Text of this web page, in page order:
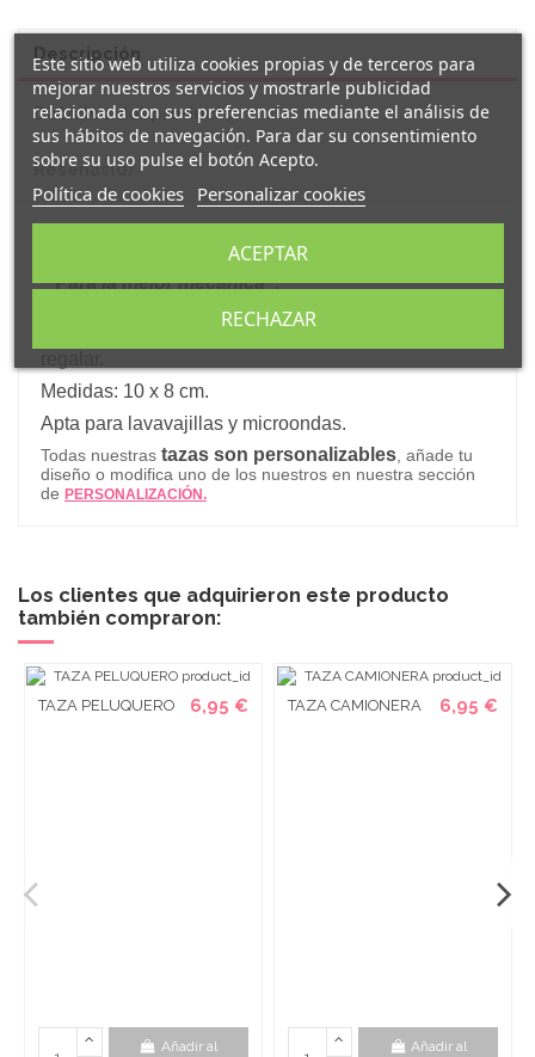
Descripción
Detalles del producto
Reseñas(0)
porcelana decorada con el mensaje:
" Parala mejor mecánica".
Cada taza está fabricada en porcelana blanca con un
Medidas: 10 x 8 cm.
Apta para lavavajillas y microondas.
Todas nuestras tazas son personalizables , añade tu
diseño o modifica uno de los nuestros en nuestra sección
de PERSONALIZACIÓN.
Los clientes que adquirieron este producto
también compraron:
TAZA PELUQUERO 6,95 €
Añadir al
TAZA CAMIONERA 6,95 €
Añadir al
Este sitio web utiliza cookies propias y de terceros para
mejorar nuestros servicios y mostrarle publicidad
relacionada con sus preferencias mediante el análisis de
sus hábitos de navegación. Para dar su consentimiento
sobre su uso pulse el botón Acepto.
Política de cookies Personalizar cookies
RECHAZAR
ACEPTAR